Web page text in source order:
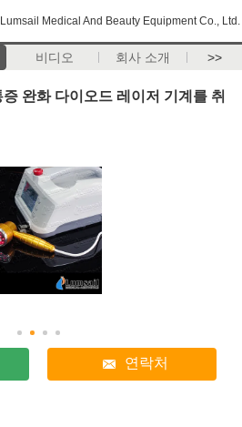
Medical And Beauty Equipment Co., Ltd.
비디오 회사 소개 >>
완화 다이오드 레이저 기계를 취
연락처